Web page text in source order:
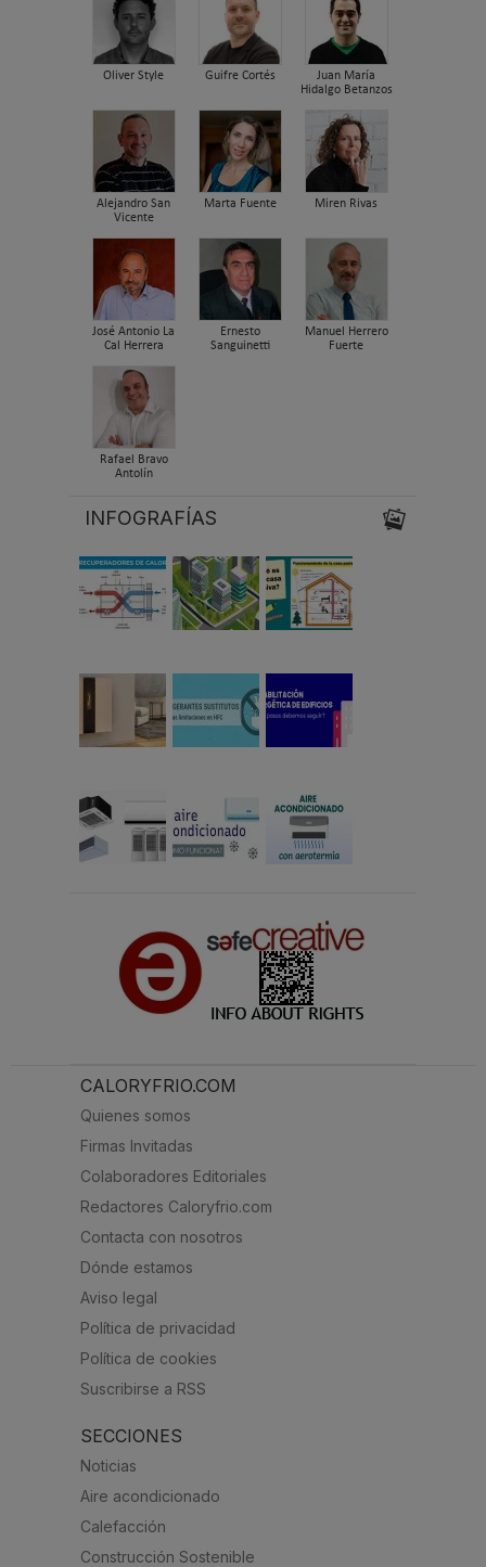
Oliver Style Guifre Cortés
Juan María
Hidalgo Betanzos
Alejandro San
Vicente
Marta Fuente Miren Rivas
José Antonio La
Cal Herrera
Ernesto
Sanguinetti
Manuel Herrero
Fuerte
Rafael Bravo
Antolín
INFOGRAFÍAS
CALORYFRIO.COM
Quienes somos
Firmas Invitadas
Colaboradores Editoriales
Redactores Caloryfrio.com
Contacta con nosotros
Dónde estamos
Aviso legal
Política de privacidad
Política de cookies
Suscribirse a RSS
SECCIONES
Noticias
Aire acondicionado
Calefacción
Construcción Sostenible